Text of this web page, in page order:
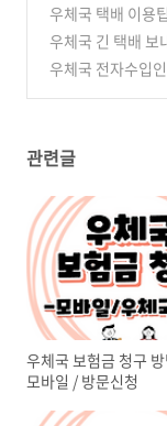
우체국 택배 이용
는방법
(0)
우체국 긴 택배 보
법
(0)
우체국 전자수입
관련글
우체국 보험금 청구
모바일 / 방문신청